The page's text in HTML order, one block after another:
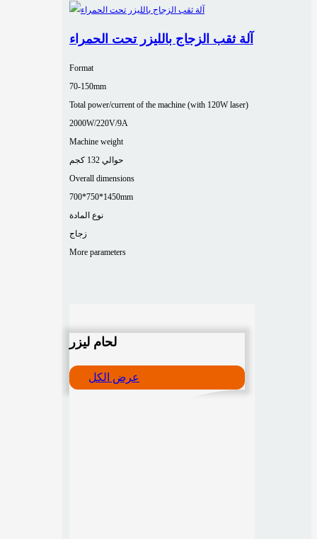
آلة ثقب الزجاج بالليزر تحت الحمراء
Format
70-150mm
Total power/current of the machine (with 120W laser)
2000W/220V/9A
Machine weight
حوالي 132 كجم
Overall dimensions
700*750*1450mm
نوع المادة
زجاج
More parameters
لحام ليزر
عرض الكل